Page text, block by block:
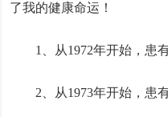
了我的健康命运！
1、从1972年开始，患
2、从1973年开始，患